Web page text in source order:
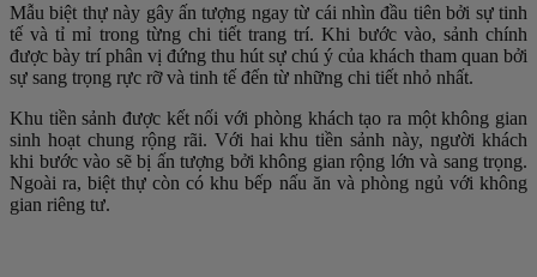
Mẫu biệt thự này gây ấn tượng ngay từ cái nhìn đầu tiên bởi sự tinh
tế và tỉ mỉ trong từng chi tiết trang trí. Khi bước vào, sảnh chính
được bày trí phân vị đứng thu hút sự chú ý của khách tham quan bởi
sự sang trọng rực rỡ và tinh tế đến từ những chi tiết nhỏ nhất.
Khu tiền sảnh được kết nối với phòng khách tạo ra một không gian
sinh hoạt chung rộng rãi. Với hai khu tiền sảnh này, người khách
khi bước vào sẽ bị ấn tượng bởi không gian rộng lớn và sang trọng.
Ngoài ra, biệt thự còn có khu bếp nấu ăn và phòng ngủ với không
gian riêng tư.